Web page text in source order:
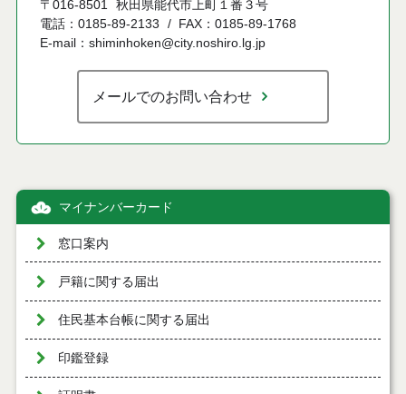
〒016-8501 秋田県能代市上町１番３号
電話：0185-89-2133
FAX：0185-89-1768
E-mail：shiminhoken@city.noshiro.lg.jp
メールでのお問い合わせ
マイナンバーカード
窓口案内
戸籍に関する届出
住民基本台帳に関する届出
印鑑登録